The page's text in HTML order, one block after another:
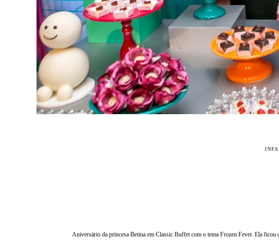
Aniversário da princesa Betina em Classic Buffet com o tema Frozen Fever. Ela